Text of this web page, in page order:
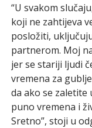
“U svakom
koji ne zahtijeva
posložiti,
partnerom. Moj
jer se stariji ljudi
vremena za
da ako se zaletite
puno vremena i
Sretno”, stoji u